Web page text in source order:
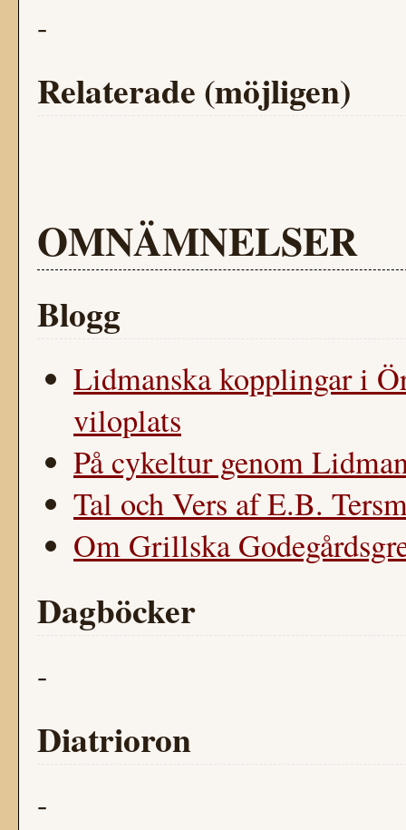
-
Relaterade (möjligen)
OMNÄMNELSER
Blogg
Lidmanska kopplingar i
viloplats
På cykeltur genom
Tal och Vers af E.B.
Om Grillska
Dagböcker
-
Diatrioron
-